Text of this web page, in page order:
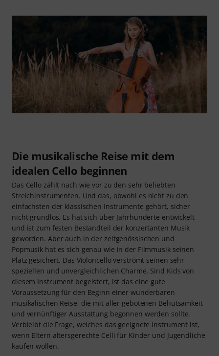
Die musikalische Reise mit dem
idealen Cello beginnen
Das Cello zählt nach wie vor zu den sehr beliebten
Streichinstrumenten. Und das, obwohl es nicht zu den
einfachsten der klassischen Instrumente gehört, sicher
nicht grundlos. Es hat sich über Jahrhunderte entwickelt
und ist zum festen Bestandteil der konzertanten Musik
geworden. Aber auch in der zeitgenössischen und
Popmusik hat es sich genau wie in der Filmmusik seinen
Platz gesichert. Das Violoncello verströmt seinen sehr
speziellen und unvergleichlichen Charme. Sind Kids von
diesem Instrument begeistert, ist das eine gute
Voraussetzung für den Beginn einer wunderbaren
musikalischen Reise, die mit aller gebotenen Behutsamkeit
und vernünftiger Ausstattung begonnen werden sollte.
Verbleibt die Frage, welches das geeignete Instrument ist,
wenn Eltern altersgerechte Celli für Kinder und Jugendliche
kaufen wollen.